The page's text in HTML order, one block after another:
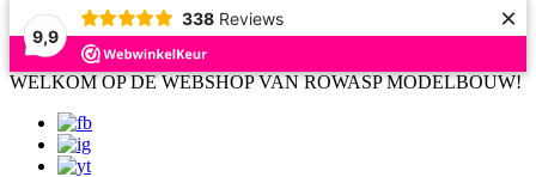
9,9
338 Reviews ×
WELKOM OP DE WEBSHOP VAN ROWASP MODELBOUW!